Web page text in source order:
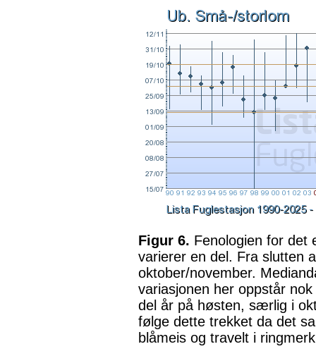
Figur 6. Fenologien for det
varierer en del. Fra slutten
oktober/november.
variasjonen her oppstår
del år på høsten, særlig i
følge dette trekket da det
blåmeis og travelt i